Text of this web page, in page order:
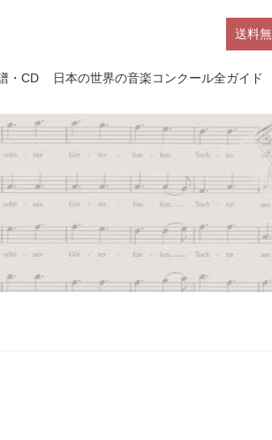
送料
・CD 日本の世界の音楽コンクール全ガイド